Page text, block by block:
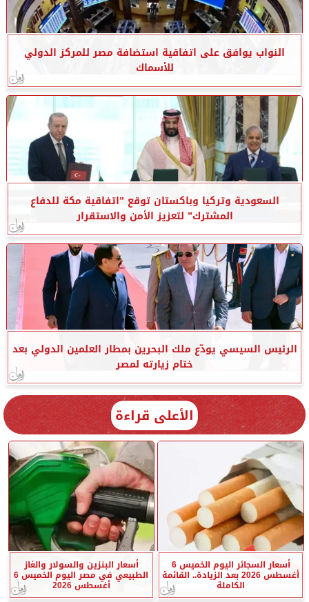
النواب يوافق على اتفاقية استضافة مصر للمركز الدولي
للأسماك
السعودية وتركيا وباكستان توقع ”اتفاقية مكة للدفاع
المشترك” لتعزيز الأمن والاستقرار
الرئيس السيسي يودّع ملك البحرين بمطار العلمين الدولي بعد
ختام زيارته لمصر
الأعلى قراءة
أسعار السجائر اليوم الخميس 6
أغسطس 2026 بعد الزيادة.. القائمة
الكاملة
أسعار البنزين والسولار والغاز
الطبيعي في مصر اليوم الخميس 6
أغسطس 2026